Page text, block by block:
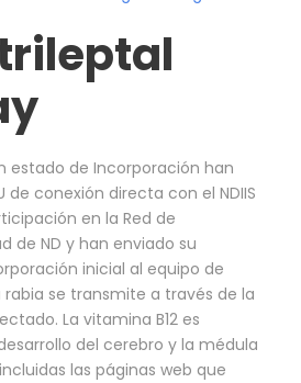
estado de Incorporación han
de conexión directa con el NDIIS
en la Red de
de ND y han enviado su
inicial al equipo de
rabia se transmite a través de la
La vitamina B12 es
del cerebro y la médula
las páginas web que